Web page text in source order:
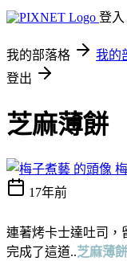
登入
我的部落格 我的
登出
芝麻薄餅
17年前
連著烤卡士達吐司，
完成了這道..芝麻薄餅